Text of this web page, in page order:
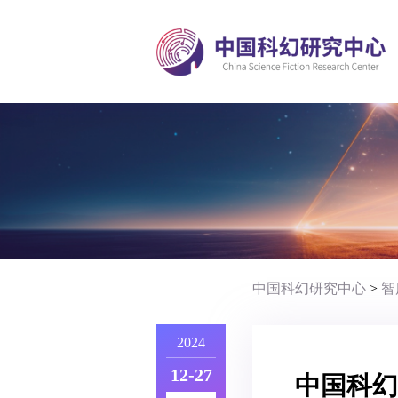
2024
12-27
中国科幻研究中心 >
中国科